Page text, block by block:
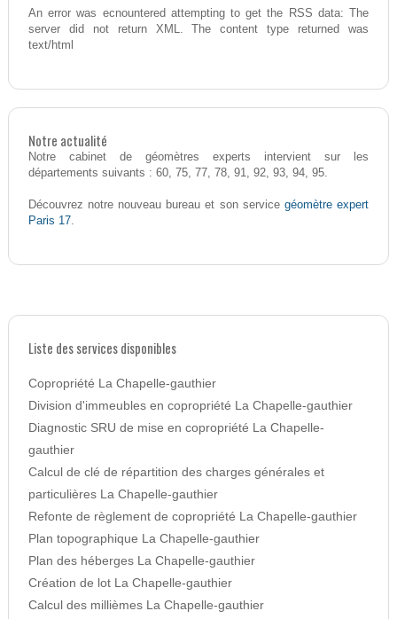
An error was ecnountered attempting to get the RSS data: The
server did not return XML. The content type returned was
text/html
Notre actualité
Notre cabinet de géomètres experts intervient sur les
départements suivants : 60, 75, 77, 78, 91, 92, 93, 94, 95.
Découvrez notre nouveau bureau et son service géomètre expert
Paris 17.
Liste des services disponibles
Copropriété La Chapelle-gauthier
Division d'immeubles en copropriété La Chapelle-gauthier
Diagnostic SRU de mise en copropriété La Chapelle-
gauthier
Calcul de clé de répartition des charges générales et
particulières La Chapelle-gauthier
Refonte de règlement de copropriété La Chapelle-gauthier
Plan topographique La Chapelle-gauthier
Plan des héberges La Chapelle-gauthier
Création de lot La Chapelle-gauthier
Calcul des millièmes La Chapelle-gauthier